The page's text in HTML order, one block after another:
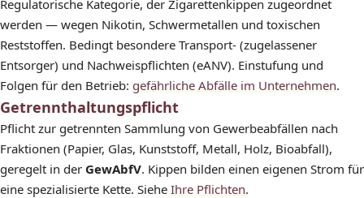
Regulatorische Kategorie, der Zigarettenkippen zugeordnet
werden — wegen Nikotin, Schwermetallen und toxischen
Reststoffen. Bedingt besondere Transport- (zugelassener
Entsorger) und Nachweispflichten (eANV). Einstufung und
Folgen für den Betrieb: gefährliche Abfälle im Unternehmen.
Getrennthaltungspflicht
Pflicht zur getrennten Sammlung von Gewerbeabfällen nach
Fraktionen (Papier, Glas, Kunststoff, Metall, Holz, Bioabfall),
geregelt in der GewAbfV. Kippen bilden einen eigenen Strom für
eine spezialisierte Kette. Siehe Ihre Pflichten.